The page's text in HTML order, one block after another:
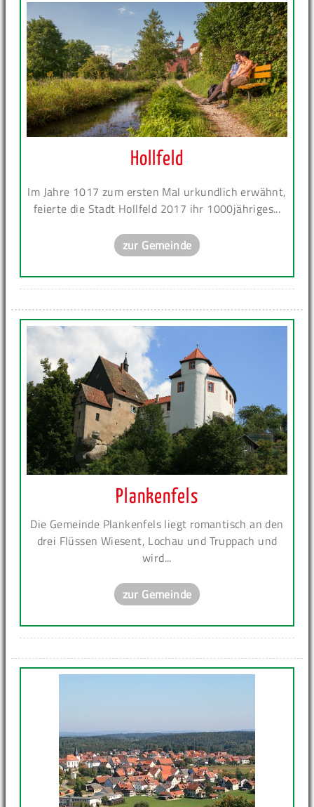
Hollfeld
Im Jahre 1017 zum ersten Mal urkundlich erwähnt,
feierte die Stadt Hollfeld 2017 ihr 1000jähriges...
zur Gemeinde
Plankenfels
Die Gemeinde Plankenfels liegt romantisch an den
drei Flüssen Wiesent, Lochau und Truppach und
wird...
zur Gemeinde